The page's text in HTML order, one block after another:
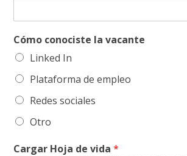
Cómo conociste la vacante
Linked In
Plataforma de empleo
Redes sociales
Otro
Cargar Hoja de vida*